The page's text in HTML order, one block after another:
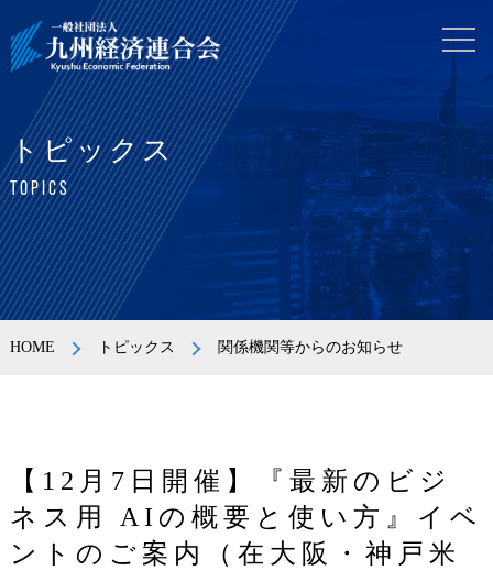
トピックス
TOPICS
HOME トピックス 関係機関等からのお知らせ
【12月7日開催】『最新のビジ
ネス用 AIの概要と使い方』イベ
ントのご案内（在大阪・神戸米